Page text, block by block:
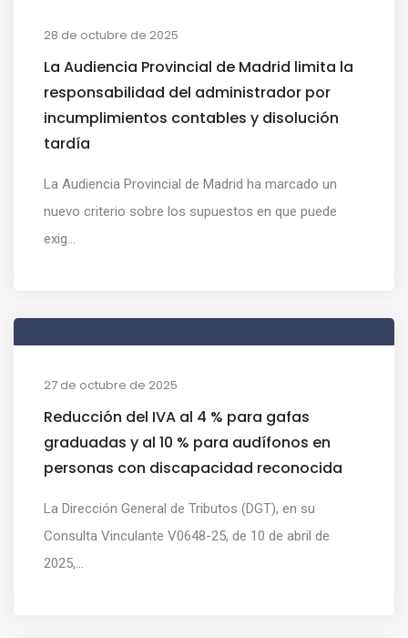
28 de octubre de 2025
La Audiencia Provincial de Madrid limita la
responsabilidad del administrador por
incumplimientos contables y disolución
tardía
La Audiencia Provincial de Madrid ha marcado un
nuevo criterio sobre los supuestos en que puede
exig...
27 de octubre de 2025
Reducción del IVA al 4 % para gafas
graduadas y al 10 % para audífonos en
personas con discapacidad reconocida
La Dirección General de Tributos (DGT), en su
Consulta Vinculante V0648-25, de 10 de abril de
2025,...